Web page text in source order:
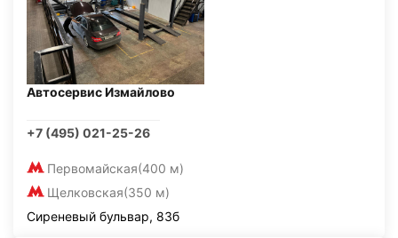
Автосервис Измайлово
+7 (495) 021-25-26
Первомайская(400 м)
Щелковская(350 м)
Сиреневый бульвар, 83б